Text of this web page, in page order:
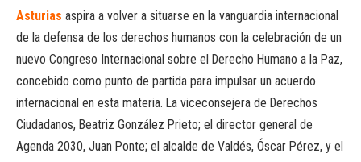
Asturias aspira a volver a situarse en la vanguardia internacional
de la defensa de los derechos humanos con la celebración de un
nuevo Congreso Internacional sobre el Derecho Humano a la Paz,
concebido como punto de partida para impulsar un acuerdo
internacional en esta materia. La viceconsejera de Derechos
Ciudadanos, Beatriz González Prieto; el director general de
Agenda 2030, Juan Ponte; el alcalde de Valdés, Óscar Pérez, y el